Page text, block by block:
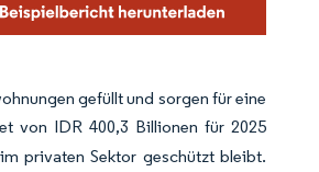
gefüllt und sorgen für eine
von IDR 400,3 Billionen für 2025
privaten Sektor geschützt bleibt.